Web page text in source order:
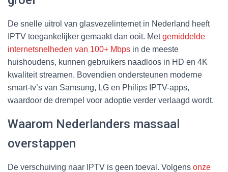
De snelle uitrol van glasvezelinternet in Nederland heeft
IPTV toegankelijker gemaakt dan ooit. Metgemiddelde
internetsnelheden van 100+ Mbps in de meeste
huishoudens, kunnen gebruikers naadloos in HD en 4K
kwaliteit streamen. Bovendien ondersteunen moderne
smart-tv’s van Samsung, LG en Philips IPTV-apps,
waardoor de drempel voor adoptie verder verlaagd wordt.
Waarom Nederlanders massaal
overstappen
De verschuiving naar IPTV is geen toeval. Volgens onze